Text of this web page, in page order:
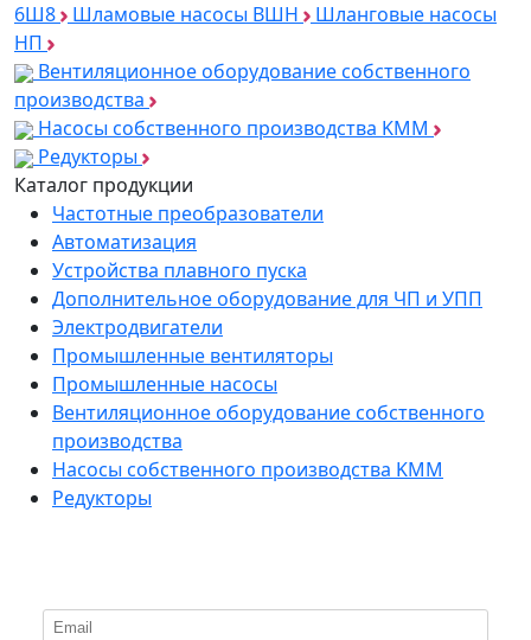
6Ш8
Шламовые насосы ВШН
Шланговые насосы
НП
Вентиляционное оборудование собственного
производства
Насосы собственного производства KMM
Редукторы
Каталог продукции
Частотные преобразователи
Автоматизация
Устройства плавного пуска
Дополнительное оборудование для ЧП и УПП
Электродвигатели
Промышленные вентиляторы
Промышленные насосы
Вентиляционное оборудование собственного
производства
Насосы собственного производства KMM
Редукторы